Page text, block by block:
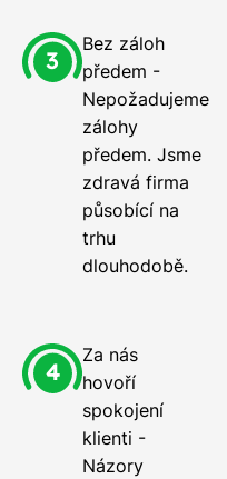
Bez záloh
předem -
Nepožadujeme
zálohy
předem. Jsme
zdravá firma
působící na
trhu
dlouhodobě.
Za nás
hovoří
spokojení
klienti -
Názory